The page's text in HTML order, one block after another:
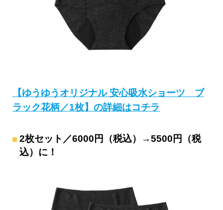
【ゆうゆうオリジナル 安心吸水ショーツ ブ
ラック花柄／1枚】の詳細はコチラ
2枚セット／6000円（税込）→5500円（税
込）に！